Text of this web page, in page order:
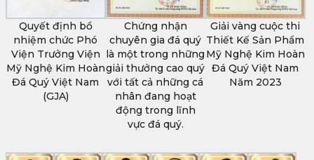
Quyết định bổ
nhiệm chức Phó
Viện Trưởng Viện
Mỹ Nghệ Kim Hoàn
Đá Quý Việt Nam
(GJA)
Chứng nhận
chuyên gia đá quý
là một trong những
giải thưởng cao quý
với tất cả những cá
nhân đang hoạt
động trong lĩnh
vực đá quý.
Giải vàng cuộc thi
Thiết Kế Sản Phẩm
Mỹ Nghệ Kim Hoàn
Đá Quý Việt Nam
Năm 2023